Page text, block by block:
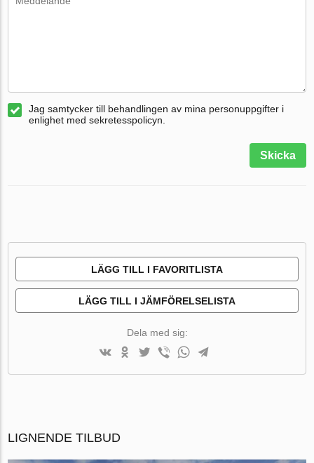
Jag samtycker till behandlingen av mina personuppgifter i
enlighet med sekretesspolicyn.
Skicka
LÄGG TILL I FAVORITLISTA
LÄGG TILL I JÄMFÖRELSELISTA
Dela med sig:
LIGNENDE TILBUD